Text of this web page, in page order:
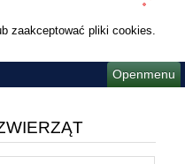
zaakceptować pliki cookies.
Openmenu